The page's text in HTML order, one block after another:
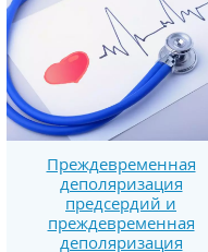
Преждевременная
деполяризация
предсердий и
преждевременная
деполяризация